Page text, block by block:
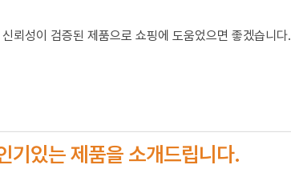
뢰성이 검증된 제품으로 쇼핑에 도움었으면 좋겠습니다.
있는 제품을 소개드립니다.